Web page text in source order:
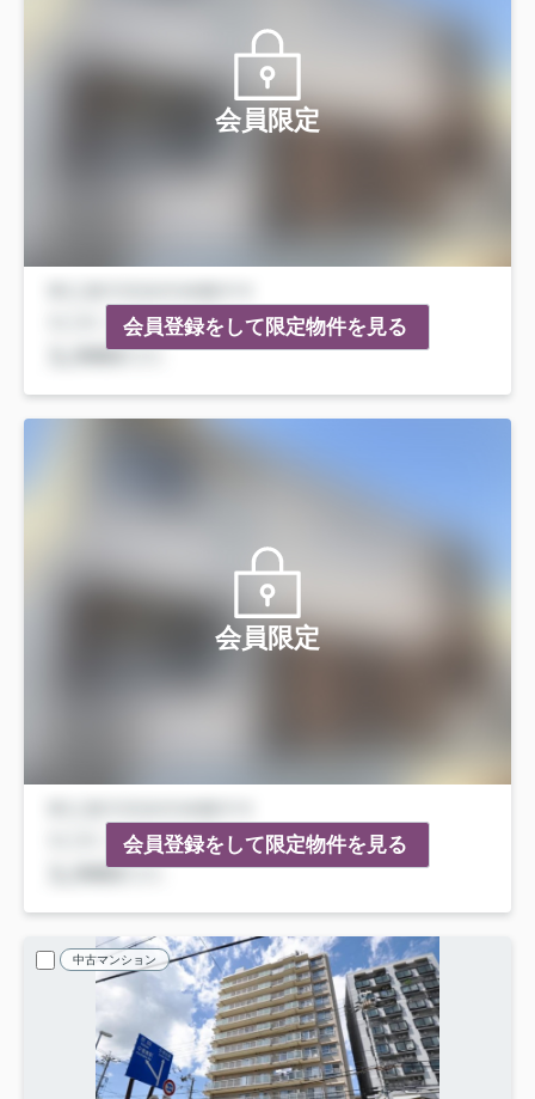
会員限定
会員登録をして限定物件を見る
会員限定
会員登録をして限定物件を見る
中古マンション